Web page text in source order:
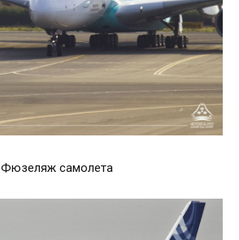
Фюзеляж самолета